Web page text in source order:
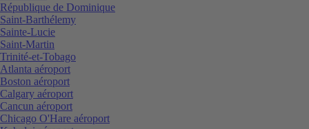
République de Dominique
Saint-Barthélemy
Sainte-Lucie
Saint-Martin
Trinité-et-Tobago
Atlanta aéroport
Boston aéroport
Calgary aéroport
Cancun aéroport
Chicago O'Hare aéroport